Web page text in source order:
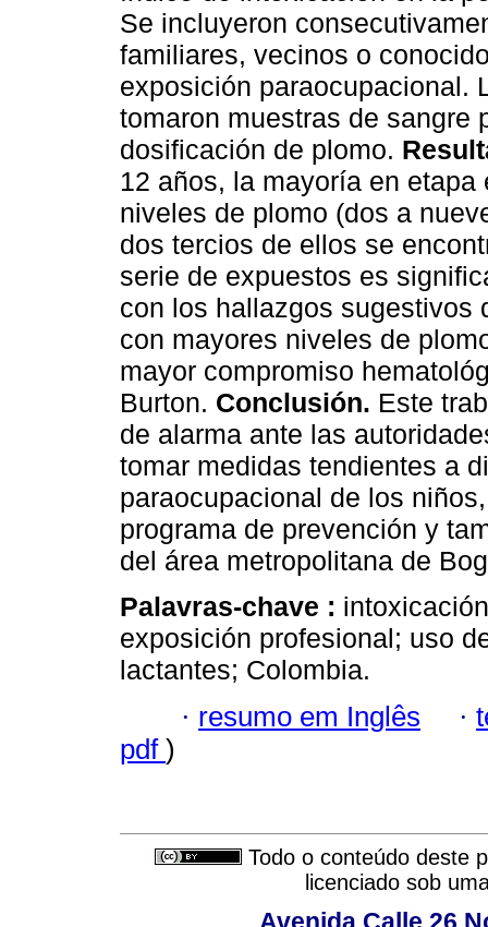
Se incluyeron
familiares, vecinos o
exposición paraocupacional.
tomaron muestras de sangre
dosificación de plomo.
12 años, la mayoría en
niveles de plomo (dos a
dos tercios de ellos se
serie de expuestos es
con los hallazgos sugestivos
con mayores niveles de
mayor compromiso
Burton. Conclusión. Este
de alarma ante las
tomar medidas tendientes a
paraocupacional de los
programa de prevención y
del área metropolitana de
Palavras-chave :
exposición profesional; uso
lactantes; Colombia.
· resumo em Inglês ·
pdf )
Todo o conteúdo deste
licenciado sob